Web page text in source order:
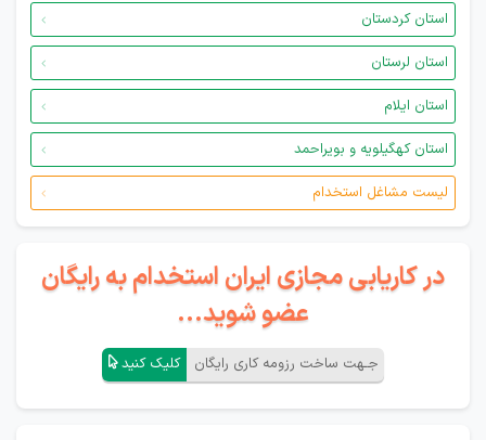
استان کردستان
استان لرستان
استان ایلام
استان کهگیلویه و بویراحمد
لیست مشاغل استخدام
در کاریابی مجازی ایران استخدام به رایگان
عضو شوید...
جـهت ساخت رزومه کاری رایگان کلیک کنید